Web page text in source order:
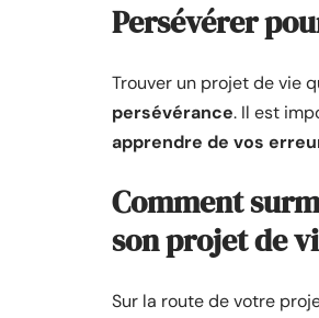
Persévérer
Trouver un projet de vie
persévérance. Il est
apprendre de vos
Comment
son projet de
Sur la route de votre